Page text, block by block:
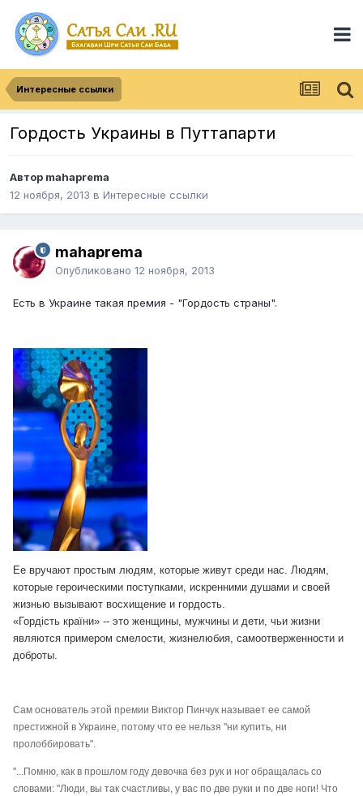
Интересные ссылки
Гордость Украины в Путтапарти
Автор mahaprema
12 ноября, 2013 в Интересные ссылки
mahaprema
Опубликовано 12 ноября, 2013
Есть в Украине такая премия - "Гордость страны".
Ее вручают простым людям, которые живут среди нас. Людям,
которые героическими поступками, искренними душами и своей
жизнью вызывают восхищение и гордость.
«Гордість країни» -- это женщины, мужчины и дети, чьи жизни
являются примером смелости, жизнелюбия, самоотверженности и
доброты.
Сам основатель этой премии Виктор Пинчук называет ее самой
престижной в Украине, потому что ее нельзя "ни купить, ни
пролоббировать".
"...Помню, как в прошлом году девочка без рук и ног обращалась со
словами: "Люди, вы так счастливы, у вас по две руки и по две ноги! Что